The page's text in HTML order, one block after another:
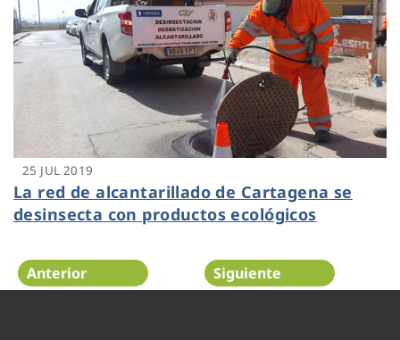
25 JUL 2019
La red de alcantarillado de Cartagena se
desinsecta con productos ecológicos
Anterior Siguiente